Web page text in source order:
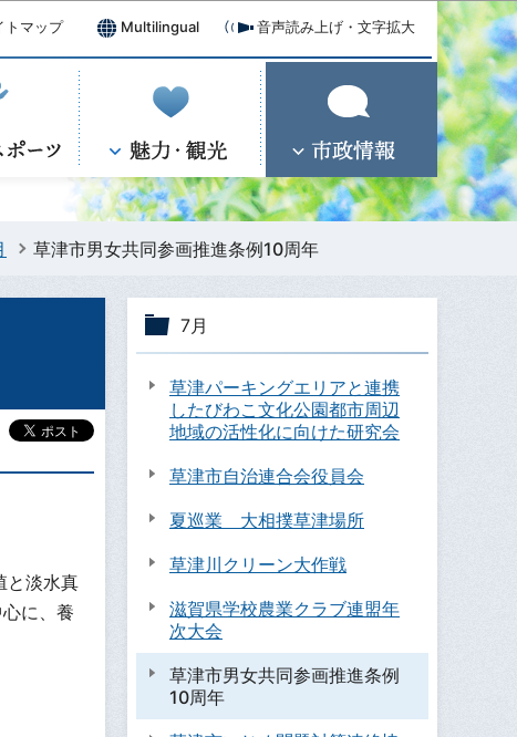
トマップ Multilingual 音声読み上げ・文字拡大
草津市男女共同参画推進条例10周年
と淡水真
に、養
7月
草津パーキングエリアと連携
したびわこ文化公園都市周辺
地域の活性化に向けた研究会
草津市自治連合会役員会
夏巡業 大相撲草津場所
草津川クリーン大作戦
滋賀県学校農業クラブ連盟年
次大会
草津市男女共同参画推進条例
10周年